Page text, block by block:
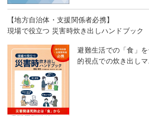
【地方自治体・支援関係者必携】
現場で役立つ 災害時炊き出しハンドブック
避難生活での「食」
的視点での炊き出し